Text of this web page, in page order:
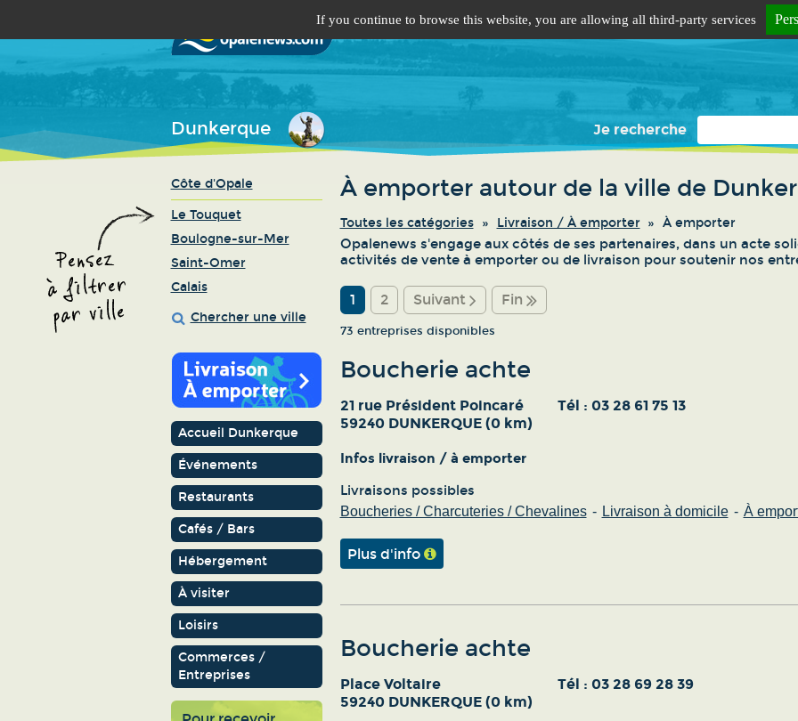
Dunkerque Je recherche
Côte d'Opale
Le Touquet
Boulogne-sur-Mer
Saint-Omer
Calais
Chercher une ville
Accueil Dunkerque
Événements
Restaurants
Cafés / Bars
Hébergement
À visiter
Loisirs
Commerces /
Entreprises
À emporter autour de la ville de
Toutes les catégories Livraison / À emporter À emporter
Opalenews s'engage aux côtés de ses partenaires, dans un acte
activités de vente à emporter ou de livraison pour soutenir nos
1 2 Suivant Fin
73 entreprises disponibles
Boucherie achte
21 rue Président Poincaré
59240 DUNKERQUE (0 km)
Tél : 03 28 61 75 13
Infos livraison / à emporter
Livraisons possibles
Boucheries / Charcuteries / Chevalines Livraison à domicile À
Plus d'info
Boucherie achte
Place Voltaire
59240 DUNKERQUE (0 km)
Tél : 03 28 69 28 39
If you continue to browse this website, you are allowing all third-party services